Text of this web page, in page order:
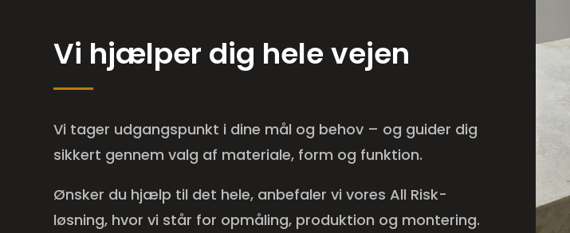
Vi hjælper dig hele vejen
Vi tager udgangspunkt i dine mål og behov – og guider dig
sikkert gennem valg af materiale, form og funktion.
Ønsker du hjælp til det hele, anbefaler vi vores All Risk-
løsning, hvor vi står for opmåling, produktion og montering.